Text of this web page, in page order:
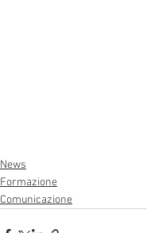
News
Formazione
Comunicazione